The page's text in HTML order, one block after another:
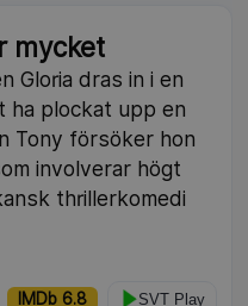
mycket
Gloria dras in i en
ha plockat upp en
Tony försöker hon
involverar högt
thrillerkomedi
IMDb 6.8 SVT Play